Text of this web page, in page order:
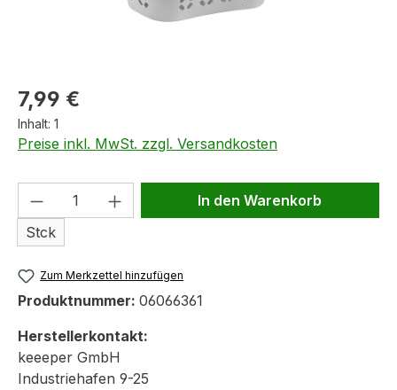
Regulärer Preis:
7,99 €
Inhalt: 1
Preise inkl. MwSt. zzgl. Versandkosten
Produkt Anzahl: Gib den
Stck
In den Warenkorb
Zum Merkzettel hinzufügen
Produktnummer: 06066361
Herstellerkontakt:
keeeper GmbH
Industriehafen 9-25